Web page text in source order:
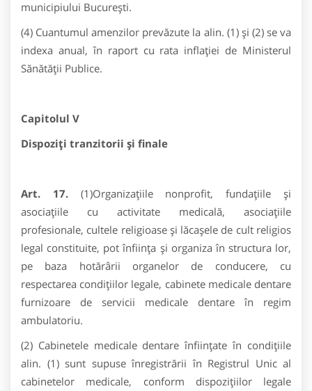
municipiului Bucureşti.
(4) Cuantumul amenzilor prevăzute la alin. (1) şi (2) se va
indexa anual, în raport cu rata inflaţiei de Ministerul
Sănătăţii Publice.
Capitolul V
Dispoziţi tranzitorii şi finale
Art. 17. (1)Organizaţiile nonprofit, fundaţiile şi
asociaţiile cu activitate medicală, asociaţiile
profesionale, cultele religioase şi lăcaşele de cult religios
legal constituite, pot înfiinţa şi organiza în structura lor,
pe baza hotărârii organelor de conducere, cu
respectarea condiţiilor legale, cabinete medicale dentare
furnizoare de servicii medicale dentare în regim
ambulatoriu.
(2) Cabinetele medicale dentare înfiinţate în condiţiile
alin. (1) sunt supuse înregistrării în Registrul Unic al
cabinetelor medicale, conform dispoziţiilor legale